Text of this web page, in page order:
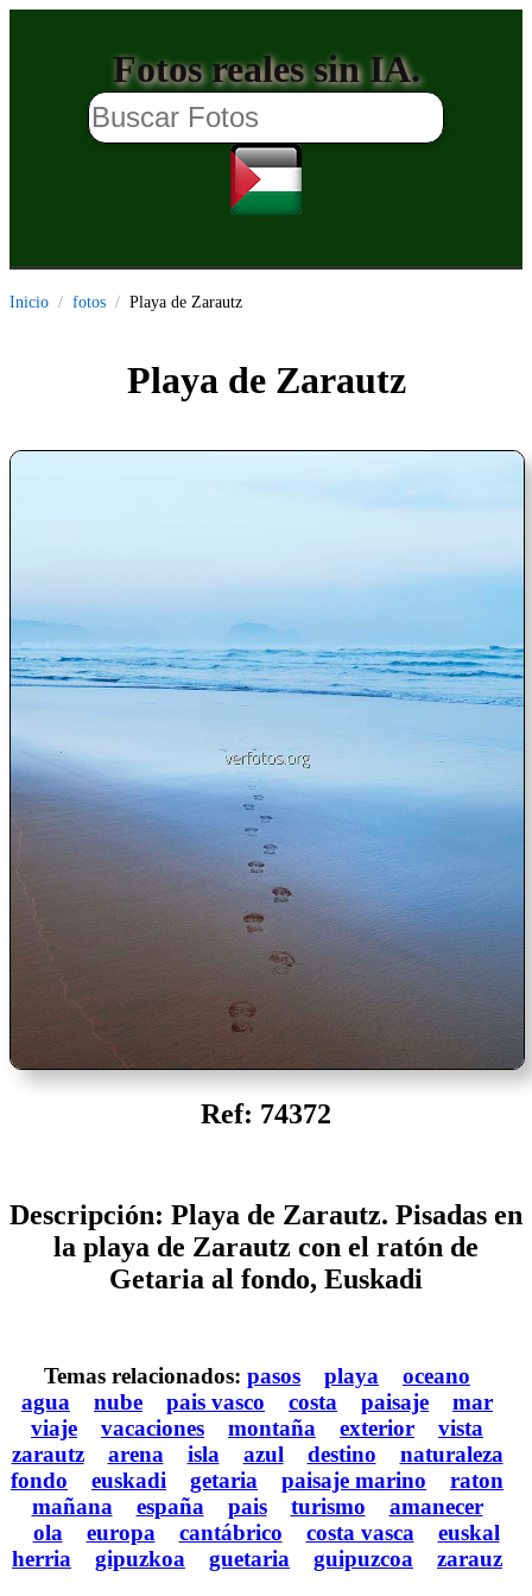
Fotos reales sin IA.
Inicio fotos Playa de Zarautz
Playa de Zarautz
Ref: 74372
Descripción: Playa de Zarautz. Pisadas en
la playa de Zarautz con el ratón de
Getaria al fondo, Euskadi
Temas relacionados: pasos playa
oceano
agua
nube pais vasco costa paisaje
mar
viaje
vacaciones montaña exterior
vista
zarautz
arena isla azul destino
naturaleza
fondo
euskadi getaria paisaje marino
raton
mañana
españa pais turismo
amanecer
ola
europa cantábrico costa vasca
euskal
herria
gipuzkoa guetaria guipuzcoa zarauz